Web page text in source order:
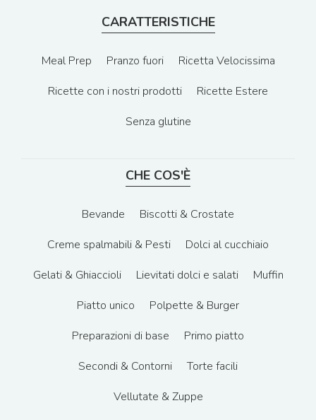
CARATTERISTICHE
Meal Prep Pranzo fuori
Ricetta Velocissima
Ricette con i nostri prodotti
Ricette Estere
Senza glutine
CHE COS'È
Bevande
Biscotti & Crostate
Creme spalmabili & Pesti
Dolci al cucchiaio
Gelati & Ghiaccioli
Lievitati dolci e salati
Muffin
Piatto unico
Polpette & Burger
Preparazioni di base
Primo piatto
Secondi & Contorni
Torte facili
Vellutate & Zuppe